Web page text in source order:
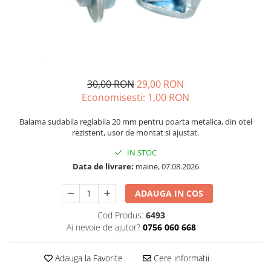
Seminte ceapa
Seminte de Leustean
Seminte de Patrunjel
Seminte de praz
Seminte dovleac decorativ
Seminte fasole
30,00 RON29,00 RON
Economisesti: 1,00 RON
Balama sudabila reglabila 20 mm pentru poarta metalica, din otel
rezistent, usor de montat si ajustat.
IN STOC
Data de livrare: maine, 07.08.2026
ADAUGA IN COS
Cod Produs: 6493
Ai nevoie de ajutor? 0756 060 668
Adauga la Favorite Cere informatii